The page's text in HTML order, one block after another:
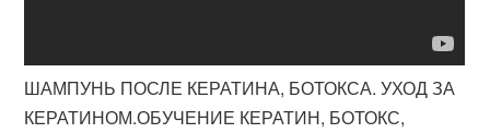
ШАМПУНЬ ПОСЛЕ КЕРАТИНА, БОТОКСА. УХОД ЗА
КЕРАТИНОМ.ОБУЧЕНИЕ КЕРАТИН, БОТОКС,